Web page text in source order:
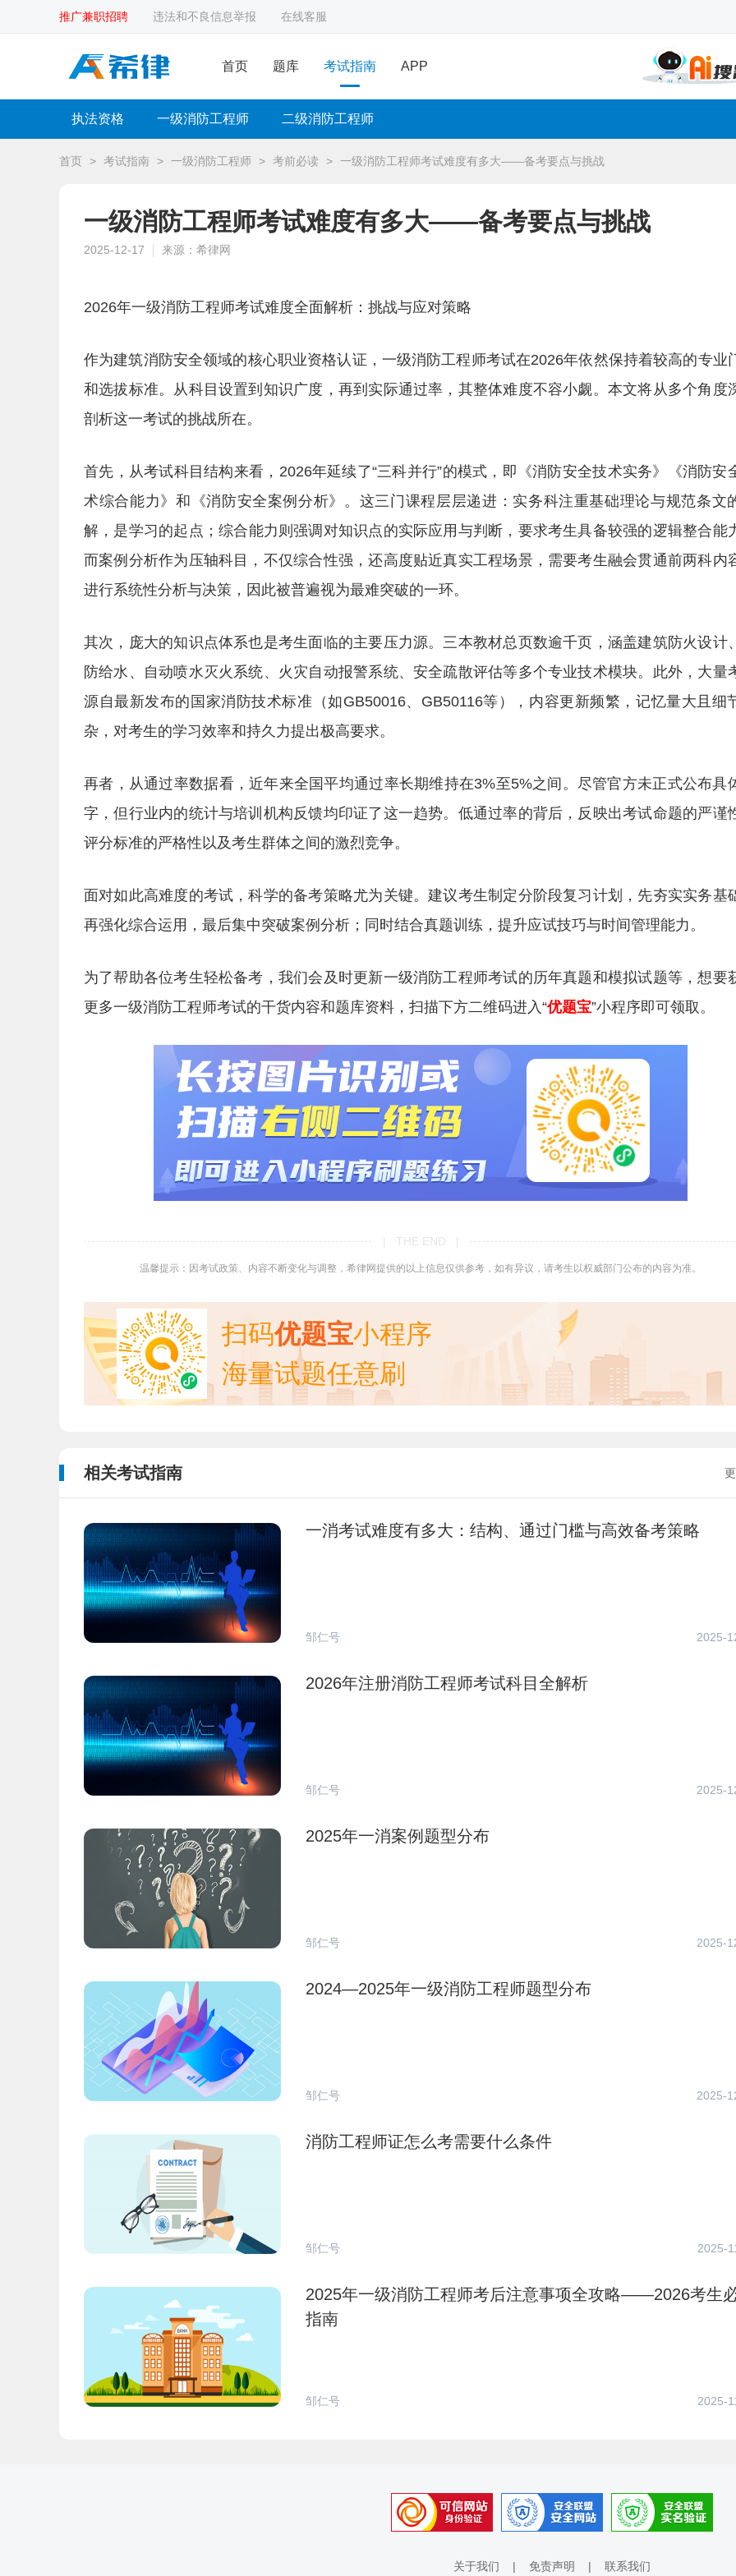
推广兼职招聘 违法和不良信息举报 在线客服
首页 题库 考试指南 APP
执法资格 一级消防工程师 二级消防工程师
首页 > 考试指南 > 一级消防工程师 > 考前必读 > 一级消防工程师考试难度有多大——备考要点与挑战
一级消防工程师考试难度有多大——备考要点与挑战
2025-12-17 来源：希律网
2026年一级消防工程师考试难度全面解析：挑战与应对策略
作为建筑消防安全领域的核心职业资格认证，一级消防工程师考试在2026年依然保持着较高的专业
和选拔标准。从科目设置到知识广度，再到实际通过率，其整体难度不容小觑。本文将从多个角度
剖析这一考试的挑战所在。
首先，从考试科目结构来看，2026年延续了“三科并行”的模式，即《消防安全技术实务》《消防安
术综合能力》和《消防安全案例分析》。这三门课程层层递进：实务科注重基础理论与规范条文
解，是学习的起点；综合能力则强调对知识点的实际应用与判断，要求考生具备较强的逻辑整合能
而案例分析作为压轴科目，不仅综合性强，还高度贴近真实工程场景，需要考生融会贯通前两科内
进行系统性分析与决策，因此被普遍视为最难突破的一环。
其次，庞大的知识点体系也是考生面临的主要压力源。三本教材总页数逾千页，涵盖建筑防火设计
防给水、自动喷水灭火系统、火灾自动报警系统、安全疏散评估等多个专业技术模块。此外，大量
源自最新发布的国家消防技术标准（如GB50016、GB50116等），内容更新频繁，记忆量大且细
杂，对考生的学习效率和持久力提出极高要求。
再者，从通过率数据看，近年来全国平均通过率长期维持在3%至5%之间。尽管官方未正式公布具
字，但行业内的统计与培训机构反馈均印证了这一趋势。低通过率的背后，反映出考试命题的严谨
评分标准的严格性以及考生群体之间的激烈竞争。
面对如此高难度的考试，科学的备考策略尤为关键。建议考生制定分阶段复习计划，先夯实实务基
再强化综合运用，最后集中突破案例分析；同时结合真题训练，提升应试技巧与时间管理能力。
为了帮助各位考生轻松备考，我们会及时更新一级消防工程师考试的历年真题和模拟试题等，想要
更多一级消防工程师考试的干货内容和题库资料，扫描下方二维码进入“优题宝”小程序即可领取。
| THE END |
温馨提示：因考试政策、内容不断变化与调整，希律网提供的以上信息仅供参考，如有异议，请考生以权威部门公布的内容为准。
扫码优题宝小程序
海量试题任意刷
相关考试指南
一消考试难度有多大：结构、通过门槛与高效备考策略
邹仁号 2025-
2026年注册消防工程师考试科目全解析
邹仁号 2025-
2025年一消案例题型分布
邹仁号 2025-
2024—2025年一级消防工程师题型分布
邹仁号 2025-
消防工程师证怎么考需要什么条件
邹仁号 2025-
2025年一级消防工程师考后注意事项全攻略——2026考生
指南
邹仁号 2025-
关于我们 | 免责声明 | 联系我们